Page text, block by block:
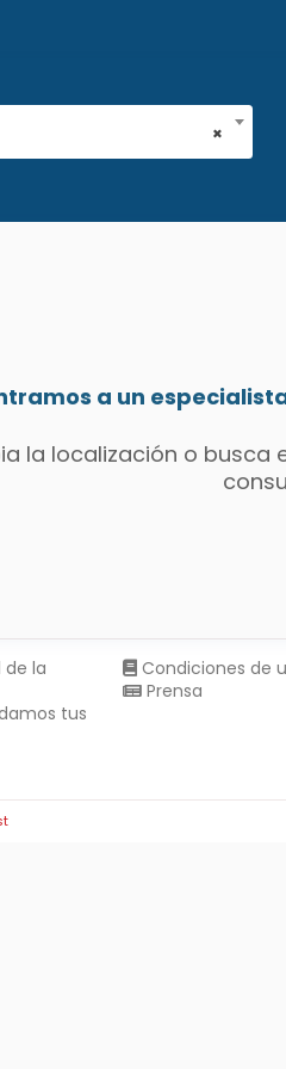
×
a un
la localización o busca
de la
tus
Condiciones de
Prensa